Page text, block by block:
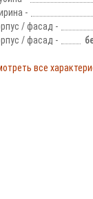
-
/ фасад -
/ фасад -
все